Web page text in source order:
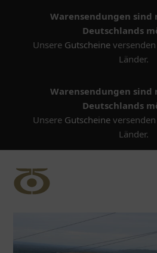
Warensendungen
Deutschlands
Unsere Gutscheine
Länder.
Warensendungen
Deutschlands
Unsere Gutscheine
Länder.